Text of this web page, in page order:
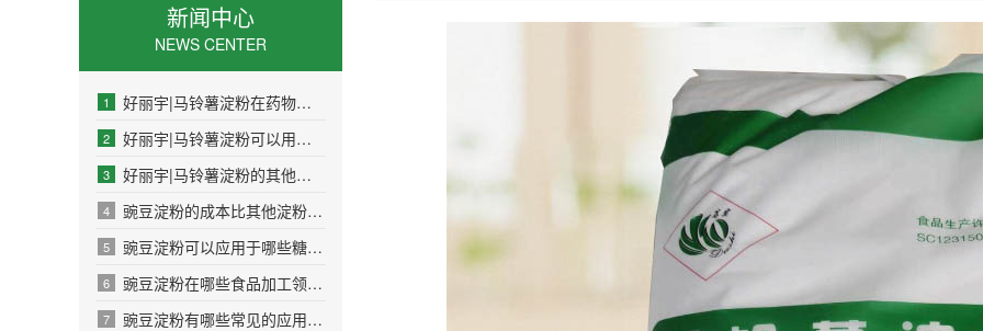
新闻中心
NEWS CENTER
1 好丽宇|马铃薯淀粉在药物制剂中的作用是什么
2 好丽宇|马铃薯淀粉可以用于制药工业吗
3 好丽宇|马铃薯淀粉的其他名称是什么
4 豌豆淀粉的成本比其他淀粉高多少呢
5 豌豆淀粉可以应用于哪些糖果生产领域呢
6 豌豆淀粉在哪些食品加工领域有应用价值
7 豌豆淀粉有哪些常见的应用场景和案例吗